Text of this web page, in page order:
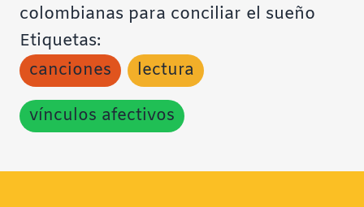
colombianas para conciliar el sueño
Etiquetas:
canciones
lectura
vínculos afectivos